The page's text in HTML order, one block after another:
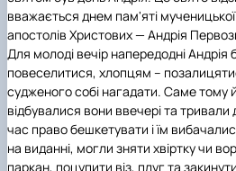
Іноземні мови
Їдальні та
Студентські
Центр
Психологічна
Інклюзивне
Рада молодих
Наукові школи
Стартап школа
Методичні
Форми
Патентно-
ЦКНО
садово-паркове
медицина»
Обладнання
Біоетична комісія
Наукові видання
Досліднику та
Звіт про
Наукові
Наукові
Пам'ятка про
заходів
Порядок
Наука для бізнесу
Каталог
«SEB-2024»
«SEB-2025»
Наглядова рада
Рада
Благодійний
2020»
Історія
Видатні
Звіт ректора
Пам'яті
Почесні
Пресслужба
Вибори ректора
Програма
Доступ до публічної
Державні закупівлі
Офіційна символіка
Антикорупційні заходи
Уповноважена
виявлення корупції
Положення про
уповноваженого
Національні
Гендерна радниця
Контактна інформація
вважається днем пам'яті
апостолів Христових — Андрія
Для молоді вечір напередодні
повеселитися, хлопцям –
судженого собі нагадати. Саме тому
відбувалися вони ввечері та тривали
час право бешкетувати і їм
на виданні, могли зняти хвіртку чи
паркан, поцупити віз, плуг та